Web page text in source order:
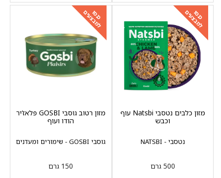
כנסו
למבצעים
נטסבי - NATSBI
מזון כלבים נטסבי Natsbi עוף
וכבש
500 גרם
כנסו
למבצעים
גוסבי GOSBI - שימורים ומעדנים
מזון רטוב גוסבי GOSBI פלאז‘יר
הודו ועוף
150 גרם